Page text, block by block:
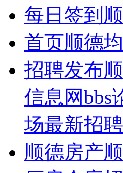
每日签到
首页顺德
招聘发布
信息网bbs
场最新招
顺德房产